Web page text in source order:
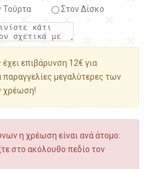
Τούρτα Στον Δίσκο
επιβάρυνση 12€ για
παραγγελίες μεγαλύτερες των
χρέωση!
η χρέωση είναι ανά άτομο:
στο ακόλουθο πεδίο τον